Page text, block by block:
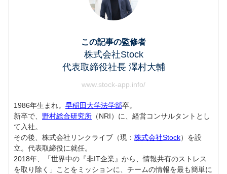
この記事の監修者
株式会社Stock
代表取締役社長 澤村大輔
www.stock-app.info/
1986年生まれ。 早稲田大学法学部卒。
新卒で、 野村総合研究所 （NRI）に、経営コンサルタントとし
て入社。
その後、株式会社リンクライブ（現： 株式会社Stock）を設
立。代表取締役に就任。
2018年、「世界中の『非IT企業』から、情報共有のストレス
を取り除く」ことをミッションに、チームの情報を最も簡単に